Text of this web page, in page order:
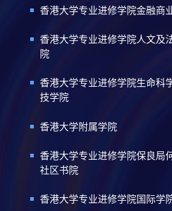
香港大学专业进修学院金融商
香港大学专业进修学院人文及
院
香港大学专业进修学院生命科
技学院
香港大学附属学院
香港大学专业进修学院保良局
社区书院
香港大学专业进修学院国际学